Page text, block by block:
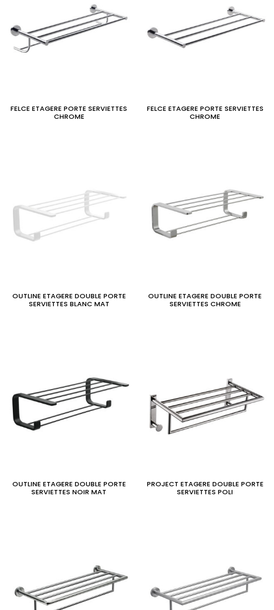
FELCE ETAGERE PORTE SERVIETTES
CHROME
FELCE ETAGERE PORTE SERVIETTES
CHROME
OUTLINE ETAGERE DOUBLE PORTE
SERVIETTES BLANC MAT
OUTLINE ETAGERE DOUBLE PORTE
SERVIETTES CHROME
OUTLINE ETAGERE DOUBLE PORTE
SERVIETTES NOIR MAT
PROJECT ETAGERE DOUBLE PORTE
SERVIETTES POLI